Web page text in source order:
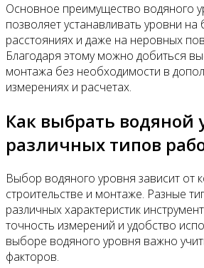
Основное преимущество водяного
позволяет устанавливать уровни
расстояниях и даже на неровных
Благодаря этому можно добиться
монтажа без необходимости в
измерениях и расчетах.
Как выбрать водяной
различных типов
Выбор водяного уровня зависит от
строительстве и монтаже. Разные
различных характеристик
точность измерений и удобство
выборе водяного уровня важно
факторов.